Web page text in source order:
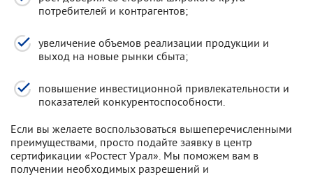
потребителей и контрагентов;
увеличение объемов реализации продукции и
выход на новые рынки сбыта;
повышение инвестиционной привлекательности и
показателей конкурентоспособности.
Если вы желаете воспользоваться вышеперечисленными
преимуществами, просто подайте заявку в центр
сертификации «Ростест Урал». Мы поможем вам в
получении необходимых разрешений и